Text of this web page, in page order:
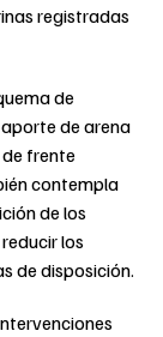
registradas
de
de arena
frente
contempla
de los
los
de disposición.